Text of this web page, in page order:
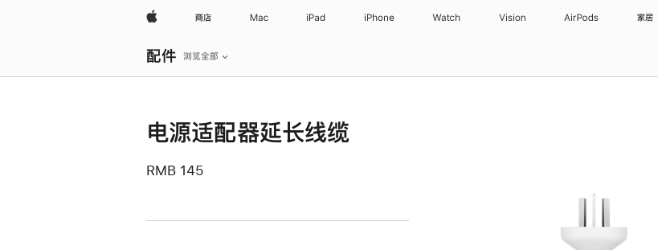
Apple 商店 Mac iPad iPhone Watch Vision AirPods 家居
配件
航
浏览全部
电源适配器延长线缆
RMB 145